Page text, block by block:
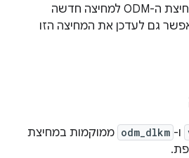
(kernel) שמאוחסנים במחיצת ה-ODM למחיצה חדשה
גם לעדכן את המחיצה הזו
ו- odm_dlkm ממוקמות במחיצת